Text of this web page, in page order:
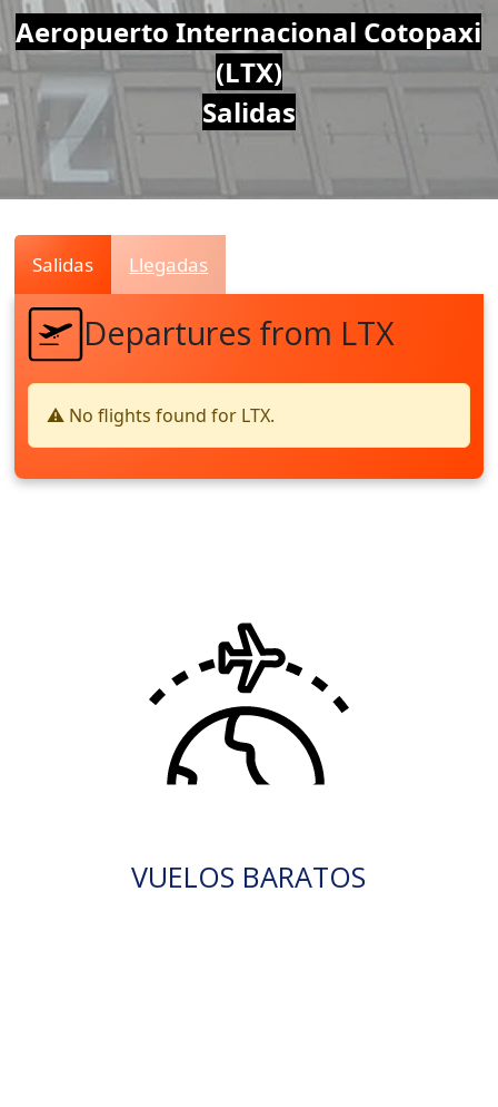
Air
Traffic
Live
Aeropuerto Internacional Cotopaxi
(LTX)
Salidas
Salidas Llegadas
Departures from LTX
⚠️ No flights found for LTX.
VUELOS BARATOS